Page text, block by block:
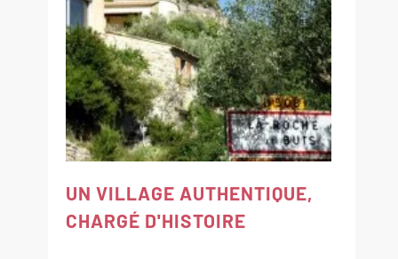
UN VILLAGE AUTHENTIQUE,
CHARGÉ D'HISTOIRE